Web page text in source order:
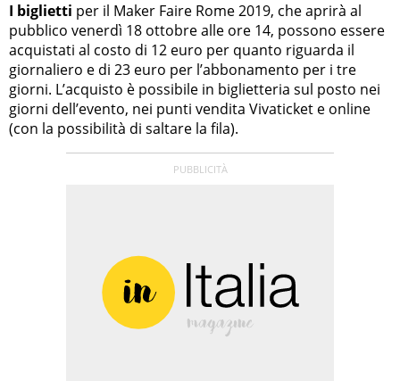
I biglietti per il Maker Faire Rome 2019, che aprirà al
pubblico venerdì 18 ottobre alle ore 14, possono essere
acquistati al costo di 12 euro per quanto riguarda il
giornaliero e di 23 euro per l’abbonamento per i tre
giorni. L’acquisto è possibile in biglietteria sul posto nei
giorni dell’evento, nei punti vendita Vivaticket e online
(con la possibilità di saltare la fila).